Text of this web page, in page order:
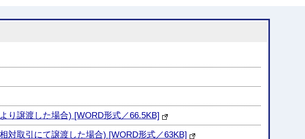
り譲渡した場合) [WORD形式／66.5KB]
対取引にて譲渡した場合) [WORD形式／63KB]